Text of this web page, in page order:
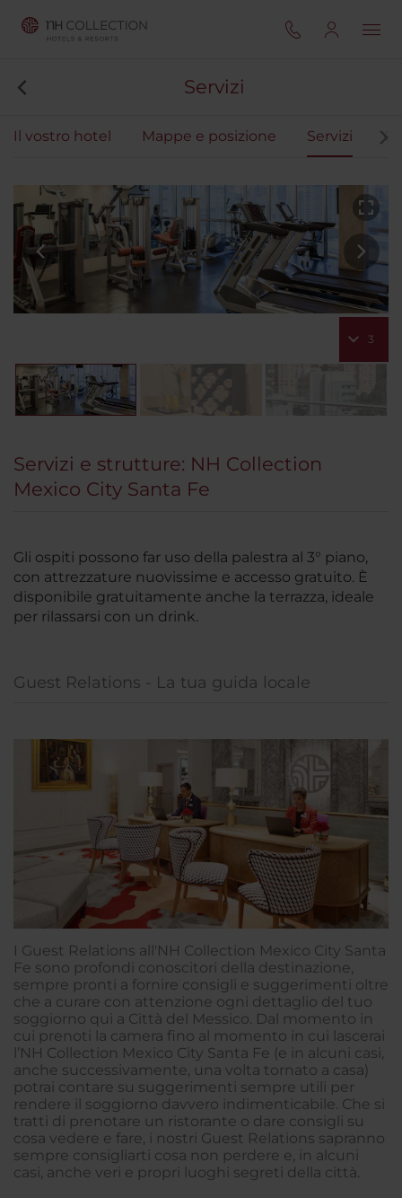
Servizi
Il vostro hotel Mappe e posizione Servizi
3
Servizi e strutture: NH Collection
Mexico City Santa Fe
Gli ospiti possono far uso della palestra al 3° piano,
con attrezzature nuovissime e accesso gratuito. È
disponibile gratuitamente anche la terrazza, ideale
per rilassarsi con un drink.
Guest Relations - La tua guida locale
I Guest Relations all'NH Collection Mexico City Santa
Fe sono profondi conoscitori della destinazione,
sempre pronti a fornire consigli e suggerimenti oltre
che a curare con attenzione ogni dettaglio del tuo
soggiorno qui a Città del Messico. Dal momento in
cui prenoti la camera fino al momento in cui lascerai
l’NH Collection Mexico City Santa Fe (e in alcuni casi,
anche successivamente, una volta tornato a casa)
potrai contare su suggerimenti sempre utili per
rendere il soggiorno davvero indimenticabile. Che si
tratti di prenotare un ristorante o dare consigli su
cosa vedere e fare, i nostri Guest Relations sapranno
sempre consigliarti cosa non perdere e, in alcuni
casi, anche veri e propri luoghi segreti della città.